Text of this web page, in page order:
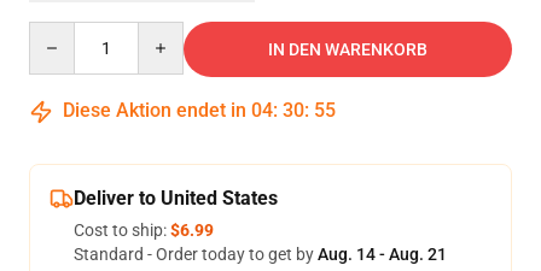
IN DEN WARENKORB
Diese Aktion endet in 04: 30: 54
Deliver to United States
Cost to ship:$6.99
Standard - Order today to get byAug. 14 - Aug. 21